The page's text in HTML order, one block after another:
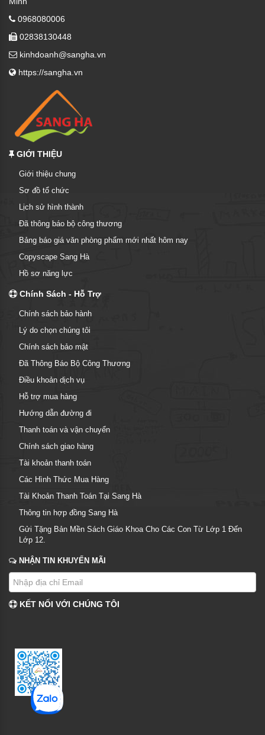
0968080006
02838130448
kinhdoanh@sangha.vn
https://sangha.vn
GIỚI THIỆU
Giới thiệu chung
Sơ đồ tổ chức
Lịch sử hình thành
Đã thông báo bộ công thương
Bảng báo giá văn phòng phẩm mới nhất hôm nay
Copyscape Sang Hà
Hồ sơ năng lực
Chính Sách - Hỗ Trợ
Chính sách bảo hành
Lý do chọn chúng tôi
Chính sách bảo mật
Đã Thông Báo Bộ Công Thương
Điều khoản dịch vụ
Hỗ trợ mua hàng
Hướng dẫn đường đi
Thanh toán và vận chuyển
Chính sách giao hàng
Tài khoản thanh toán
Các Hình Thức Mua Hàng
Tài Khoản Thanh Toán Tại Sang Hà
Thông tin hợp đồng Sang Hà
Gửi Tặng Bản Mền Sách Giáo Khoa Cho Các Con Từ Lớp 1 Đến
Lớp 12.
NHẬN TIN KHUYẾN MÃI
KẾT NỐI VỚI CHÚNG TÔI